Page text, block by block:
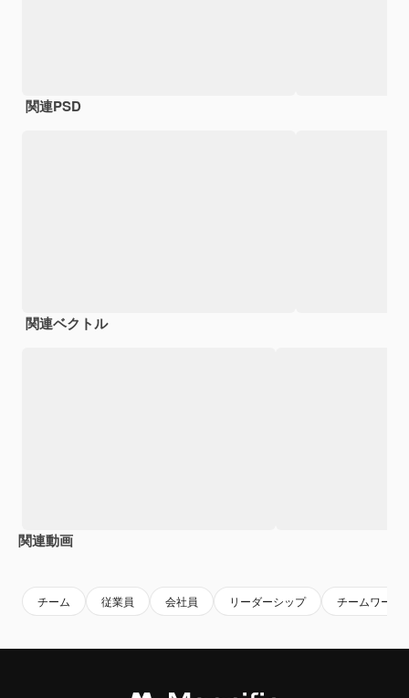
関連PSD
関連ベクトル
関連動画
チーム 従業員 会社員 リーダーシップ チームワーク